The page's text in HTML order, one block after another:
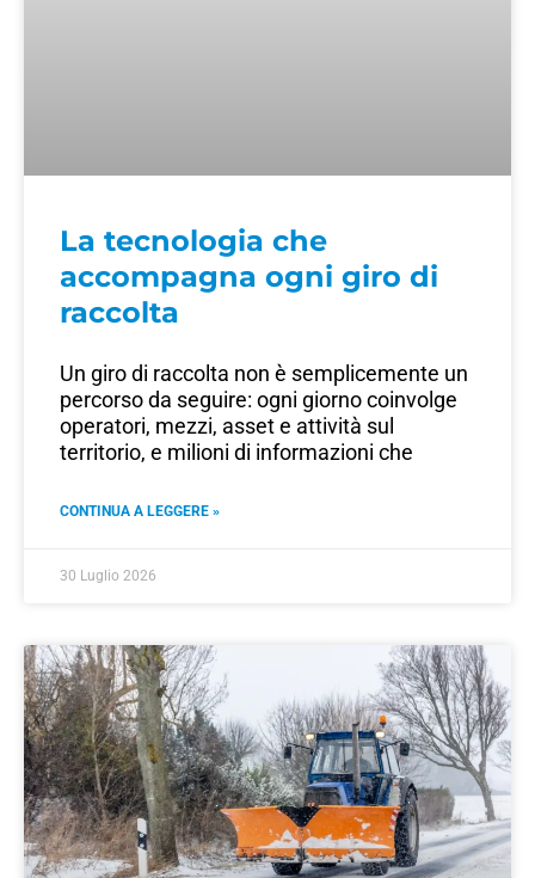
La tecnologia che
accompagna ogni giro di
raccolta
Un giro di raccolta non è semplicemente un
percorso da seguire: ogni giorno coinvolge
operatori, mezzi, asset e attività sul
territorio, e milioni di informazioni che
CONTINUA A LEGGERE »
30 Luglio 2026